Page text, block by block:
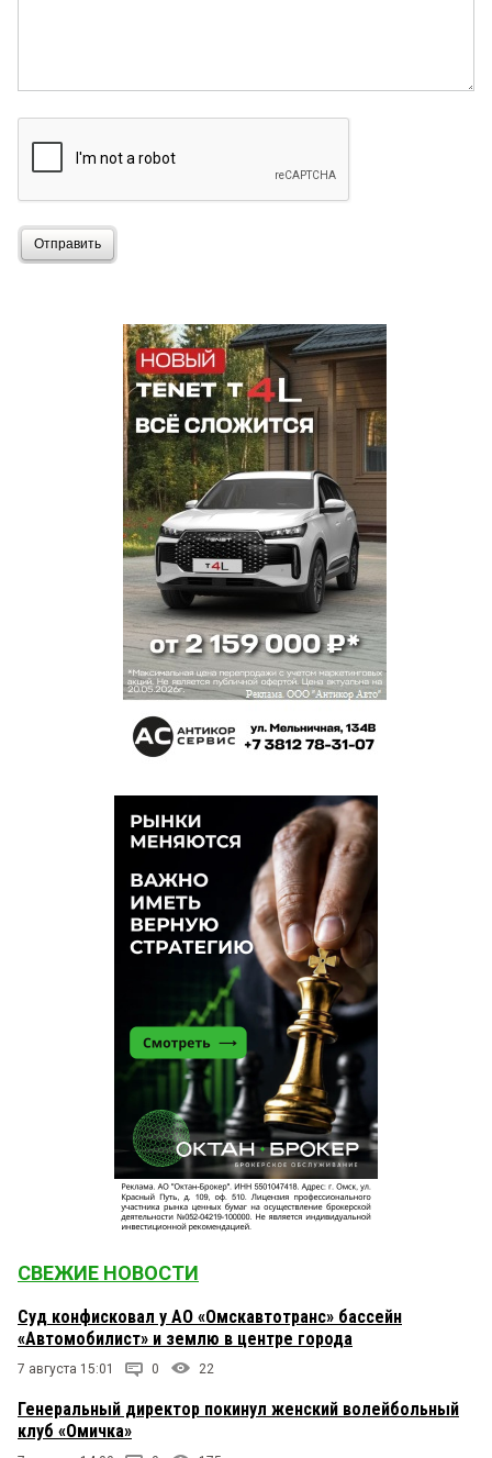
Отправить
СВЕЖИЕ НОВОСТИ
Суд конфисковал у АО «Омскавтотранс» бассейн
«Автомобилист» и землю в центре города
7 августа 15:01 0 22
Генеральный директор покинул женский волейбольный
клуб «Омичка»